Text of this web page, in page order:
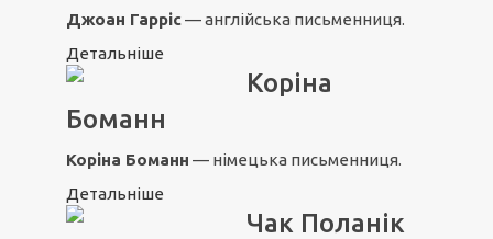
Джоан Гарріс— англійська письменниця.
Детальніше
Коріна
Боманн
Коріна Боманн — німецька письменниця.
Детальніше
Чак Поланік